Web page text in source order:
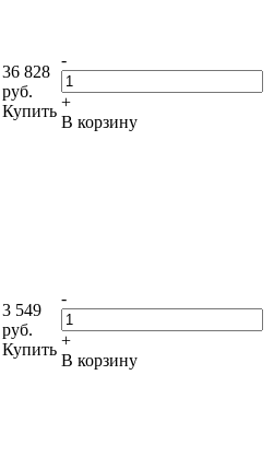
36 828
руб.
Купить
-
+
В корзину
3 549
руб.
Купить
-
+
В корзину